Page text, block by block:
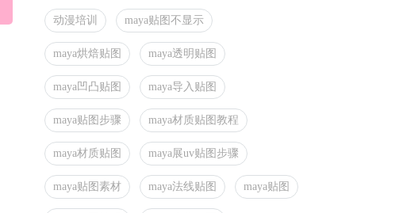
动漫培训 maya贴图不显示
maya烘焙贴图 maya透明贴图
maya凹凸贴图 maya导入贴图
maya贴图步骤 maya材质贴图教程
maya材质贴图 maya展uv贴图步骤
maya贴图素材 maya法线贴图 maya贴图